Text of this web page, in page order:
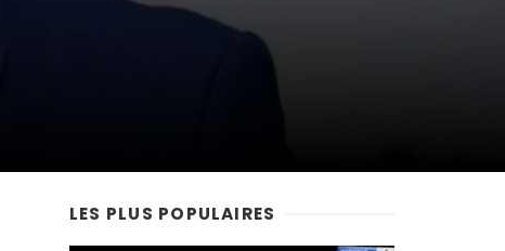
LES PLUS POPULAIRES